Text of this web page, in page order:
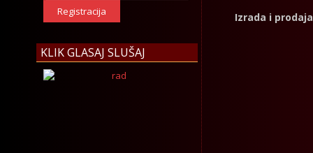
Registracija
KLIK GLASAJ SLUŠAJ
Izrada i